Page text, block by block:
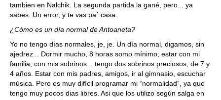
tambien en Nalchik. La segunda partida la gané, pero... ya
sabes. Un error, y te vas pa´ casa.
¿Cómo es un día normal de Antoaneta?
Yo no tengo días normales, je, je. Un día normal, digamos, sin
ajedrez... Dormir mucho, 8 horas somo mínimo; estar con mi
familia, con mis sobrinos... tengo dos sobrinos preciosos, de 7 y
4 años. Estar con mis padres, amigos, ir al gimnasio, escuchar
música. Pero es muy difícil programar mi “normalidad”, ya que
tengo muy pocos dias libres. Asi que los utilizo según salga en